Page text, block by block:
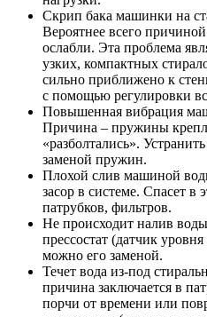
Скрип бака машинки на
Вероятнее всего
ослабли. Эта проблема
узких, компактных
сильно приближено к
с помощью регулировки
Повышенная вибрация
Причина – пружины
«разболтались».
заменой пружин.
Плохой слив машиной
засор в системе. Спасет в
патрубков, фильтров.
Не происходит налив
прессостат (датчик
можно его заменой.
Течет вода из-под
причина заключается в
порчи от времени или